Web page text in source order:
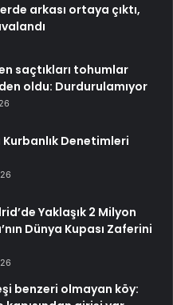
arkası ortaya çıktı,
saçtıkları tohumlar
oldu: Durdurulamıyor
Kurbanlık Denetimleri
Yaklaşık 2 Milyon
Dünya Kupası Zaferini
benzeri olmayan köy: